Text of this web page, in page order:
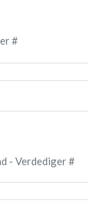
#
- Verdediger #